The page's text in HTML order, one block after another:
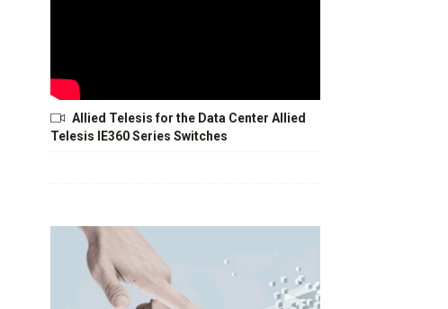
Allied Telesis for the Data Center Allied
Telesis IE360 Series Switches